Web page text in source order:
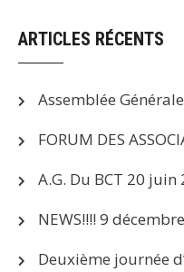
ARTICLES RÉCENTS
Assemblée Générale
FORUM DES
A.G. Du BCT 20 juin
NEWS!!!! 9
Deuxième journée